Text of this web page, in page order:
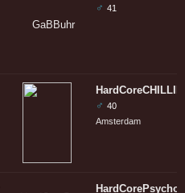
♂ 41
HardCoreCHILLIE
♂ 40
Amsterdam
HardCorePsycho